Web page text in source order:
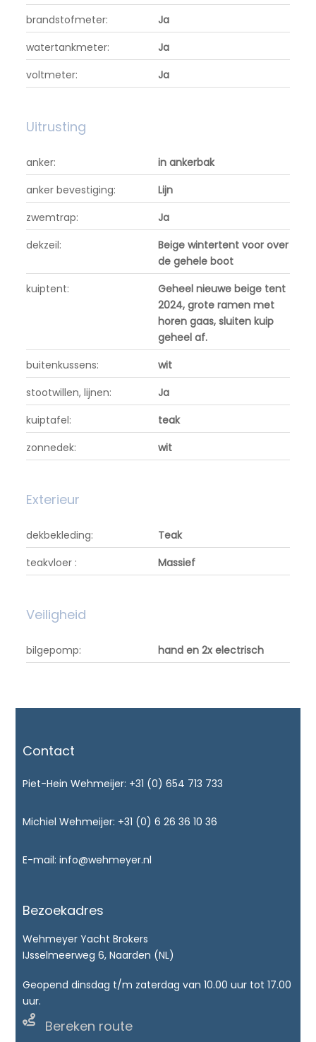
brandstofmeter:
Ja
watertankmeter:
Ja
voltmeter:
Ja
Uitrusting
anker:
in ankerbak
anker bevestiging:
Lijn
zwemtrap:
Ja
dekzeil:
Beige wintertent voor over
de gehele boot
kuiptent:
Geheel nieuwe beige tent
2024, grote ramen met
horen gaas, sluiten kuip
geheel af.
buitenkussens:
wit
stootwillen, lijnen:
Ja
kuiptafel:
teak
zonnedek:
wit
Exterieur
dekbekleding:
Teak
teakvloer :
Massief
Veiligheid
bilgepomp: hand en 2x electrisch
Contact
Piet-Hein Wehmeijer: +31 (0) 654 713 733
Michiel Wehmeijer: +31 (0) 6 26 36 10 36
E-mail: info@wehmeyer.nl
Bezoekadres
Wehmeyer Yacht Brokers
IJsselmeerweg 6, Naarden (NL)
Geopend dinsdag t/m zaterdag van 10.00 uur tot 17.00
uur.
 Bereken route